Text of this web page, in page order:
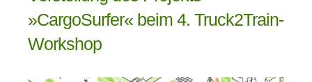
»CargoSurfer« beim 4. Truck2Train-
Workshop